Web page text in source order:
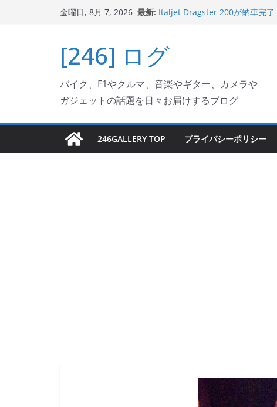
キ
プ
金曜日, 8月 7, 2026 最新: リングが楽しくなった
Jeff Beck 逝去
Ken Block 逝去
フェクターが返礼品でもらえる！
[246] ログ
バイク、F1やクルマ、音楽やギター、カメラや
ガジェットの話題を日々お届けするブログ
246GALLERY TOP プライバシーポリシー